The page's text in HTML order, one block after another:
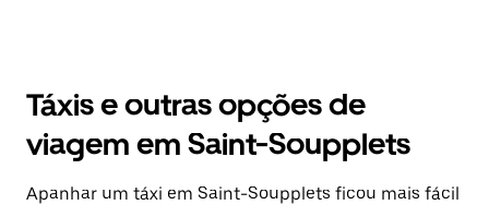
Táxis e outras opções de
viagem em Saint-Soupplets
Apanhar um táxi em Saint-Soupplets ficou mais fácil